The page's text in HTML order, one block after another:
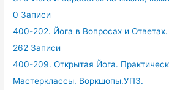
0 Записи
400-202. Йога в Вопросах и
262 Записи
400-209. Открытая Йога.
Мастерклассы. Воркшопы.УПЗ.